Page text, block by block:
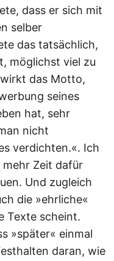
dass er sich mit
selber
das tatsächlich,
möglichst viel zu
das Motto,
seines
hat, sehr
nicht
verdichten.«. Ich
Zeit dafür
Und zugleich
die »ehrliche«
Texte scheint.
»später« einmal
daran, wie